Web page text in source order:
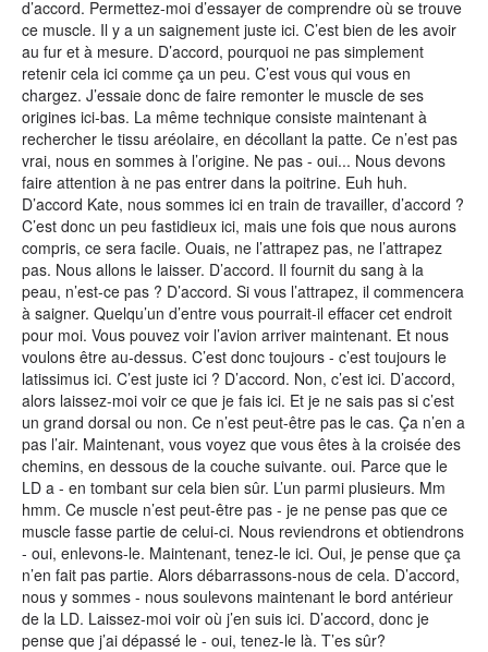
d’accord. Permettez-moi d’essayer de comprendre où se trouve
ce muscle. Il y a un saignement juste ici. C’est bien de les avoir
au fur et à mesure. D’accord, pourquoi ne pas simplement
retenir cela ici comme ça un peu. C’est vous qui vous en
chargez. J’essaie donc de faire remonter le muscle de ses
origines ici-bas. La même technique consiste maintenant à
rechercher le tissu aréolaire, en décollant la patte. Ce n’est pas
vrai, nous en sommes à l’origine. Ne pas - oui... Nous devons
faire attention à ne pas entrer dans la poitrine. Euh huh.
D’accord Kate, nous sommes ici en train de travailler, d’accord ?
C’est donc un peu fastidieux ici, mais une fois que nous aurons
compris, ce sera facile. Ouais, ne l’attrapez pas, ne l’attrapez
pas. Nous allons le laisser. D’accord. Il fournit du sang à la
peau, n’est-ce pas ? D’accord. Si vous l’attrapez, il commencera
à saigner. Quelqu’un d’entre vous pourrait-il effacer cet endroit
pour moi. Vous pouvez voir l’avion arriver maintenant. Et nous
voulons être au-dessus. C’est donc toujours - c’est toujours le
latissimus ici. C’est juste ici ? D’accord. Non, c’est ici. D’accord,
alors laissez-moi voir ce que je fais ici. Et je ne sais pas si c’est
un grand dorsal ou non. Ce n’est peut-être pas le cas. Ça n’en a
pas l’air. Maintenant, vous voyez que vous êtes à la croisée des
chemins, en dessous de la couche suivante. oui. Parce que le
LD a - en tombant sur cela bien sûr. L’un parmi plusieurs. Mm
hmm. Ce muscle n’est peut-être pas - je ne pense pas que ce
muscle fasse partie de celui-ci. Nous reviendrons et obtiendrons
- oui, enlevons-le. Maintenant, tenez-le ici. Oui, je pense que ça
n’en fait pas partie. Alors débarrassons-nous de cela. D’accord,
nous y sommes - nous soulevons maintenant le bord antérieur
de la LD. Laissez-moi voir où j’en suis ici. D’accord, donc je
pense que j’ai dépassé le - oui, tenez-le là. T’es sûr?